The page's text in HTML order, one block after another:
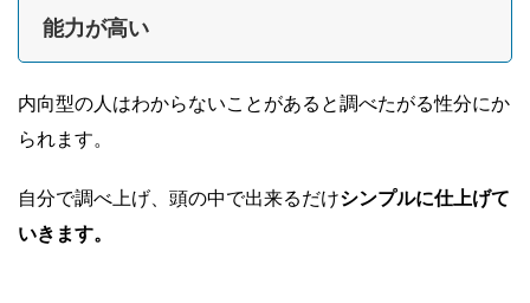
能力が高い
内向型の人はわからないことがあると調べたがる性分にか
られます。
自分で調べ上げ、頭の中で出来るだけシンプルに仕上げて
いきます。